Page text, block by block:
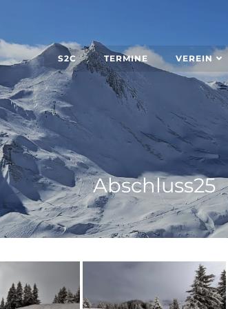
S2C TERMINE VEREIN
Abschluss25